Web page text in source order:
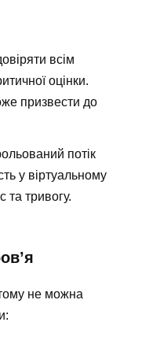
всім
оцінки.
призвести до
потік
у віртуальному
та тривогу.
не можна